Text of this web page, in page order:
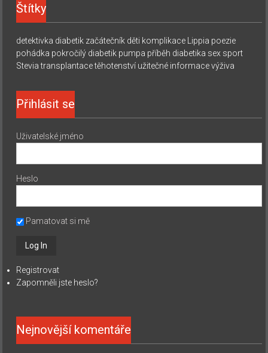
Štítky
detektivka diabetik začátečník děti komplikace Lippia poezie
pohádka pokročilý diabetik pumpa příběh diabetika sex sport
Stevia transplantace těhotenství užitečné informace výživa
Přihlásit se
Uživatelské jméno
Heslo
Pamatovat si mě
Registrovat
Zapomněli jste heslo?
Nejnovější komentáře